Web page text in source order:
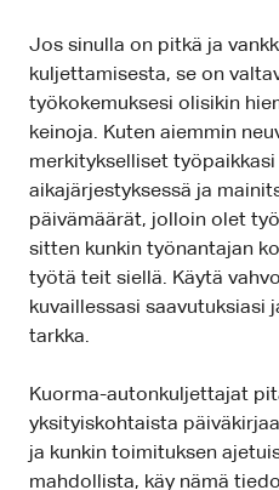
Jos sinulla on pitkä ja
kuljettamisesta, se on
työkokemuksesi olisikin
keinoja. Kuten aiemmin
merkitykselliset työpaikkasi
aikajärjestyksessä ja
päivämäärät, jolloin olet
sitten kunkin työnantajan
työtä teit siellä. Käytä
kuvaillessasi saavutuksiasi
tarkka.
Kuorma-autonkuljettajat
yksityiskohtaista
ja kunkin toimituksen
mahdollista, käy nämä